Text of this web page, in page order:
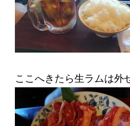
ここへきたら生ラムは外